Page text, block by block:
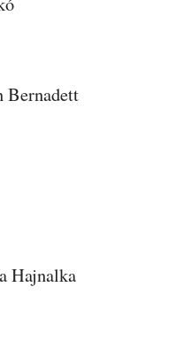
Bernadett
Hajnalka